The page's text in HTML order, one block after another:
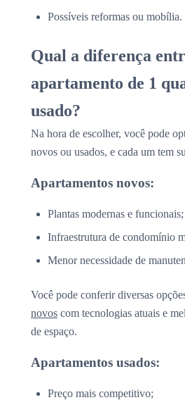
Possíveis reformas ou mobília.
Qual a diferença
apartamento de 1
usado?
Na hora de escolher, você pode
novos ou usados, e cada um tem
Apartamentos novos:
Plantas modernas e funcionais;
Infraestrutura de condomínio
Menor necessidade de
Você pode conferir diversas
novos com tecnologias atuais e
de espaço.
Apartamentos usados:
Preço mais competitivo;